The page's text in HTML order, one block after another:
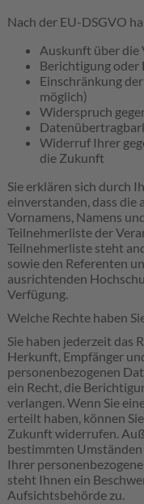
Nach der EU-DSGVO
Auskunft über die
Berichtigung oder
Einschränkung
möglich)
Widerspruch
Widerruf Ihrer
die Zukunft
Sie erklären sich durch
einverstanden, dass die
Vornamens, Namens
Teilnehmerliste der
Teilnehmerliste steht
sowie den Referenten
ausrichtenden
Verfügung.
Welche Rechte haben
Sie haben jederzeit das
Herkunft, Empfänger
personenbezogenen
ein Recht, die
verlangen. Wenn Sie
erteilt haben, können
Zukunft widerrufen.
bestimmten
Ihrer
steht Ihnen ein
Aufsichtsbehörde zu.